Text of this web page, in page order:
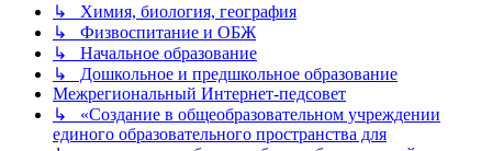
↳ Химия, биология, география
↳ Физвоспитание и ОБЖ
↳ Начальное образование
↳ Дошкольное и предшкольное образование
Межрегиональный Интернет-педсовет
↳ «Создание в общеобразовательном учреждении
единого образовательного пространства для